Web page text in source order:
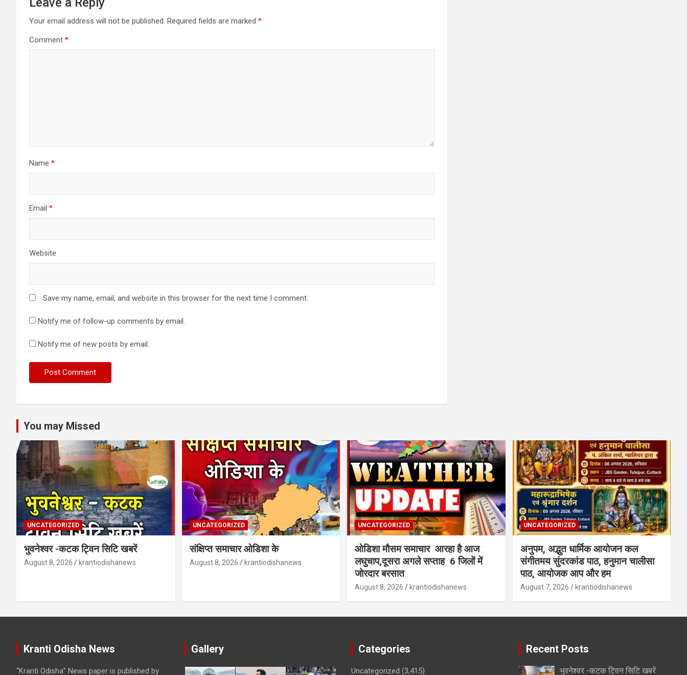
Your email address will not be published. Required fields are marked *
Comment *
Name *
Email *
Website
Save my name, email, and website in this browser for the next time I comment.
Notify me of follow-up comments by email.
Notify me of new posts by email.
You may Missed
UNCATEGORIZED
भुवनेश्वर -कटक ट्विन सिटि खबरें
August 8, 2026 krantiodishanews
UNCATEGORIZED
संक्षिप्त समाचार ओडिशा के
August 8, 2026 krantiodishanews
UNCATEGORIZED
ओडिशा मौसम समाचार आरहा है आज
लघुचाप,दूसरा अगले सप्ताह 6 जिलों में
जोरदार बरसात
August 8, 2026 krantiodishanews
UNCATEGORIZED
अनुपम, अद्भुत धार्मिक आयोजन कल
संगीतमय सुंदरकांड पाठ, हनुमान चालीसा
पाठ, आयोजक आप और हम
August 7, 2026 krantiodishanews
Kranti Odisha News
“Kranti Odisha” News paper is published by
Gallery Categories
Uncategorized (3,415)
Recent Posts
भुवनेश्वर -कटक ट्विन सिटि खबरें